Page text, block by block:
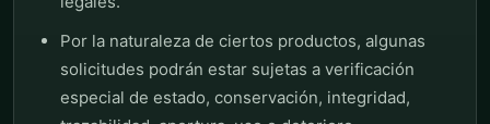
Por la naturaleza de ciertos productos, algunas
solicitudes podrán estar sujetas a verificación
especial de estado, conservación, integridad,